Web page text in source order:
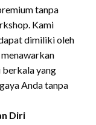
tanpa
Kami
dimiliki oleh
yang
Anda tanpa
Diri